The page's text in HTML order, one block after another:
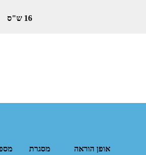
16 ש"ס
אופן הוראה מסגרת